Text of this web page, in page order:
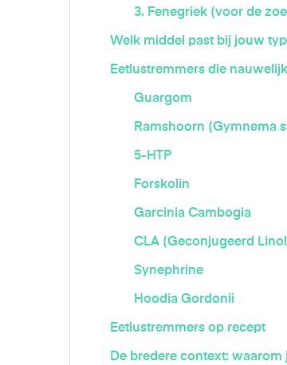
3. Fenegriek (voor de
Welk middel past bij jouw
Eetlustremmers die
Guargom
Ramshoorn (Gymnema
5-HTP
Forskolin
Garcinia Cambogia
CLA (Geconjugeerd
Synephrine
Hoodia Gordonii
Eetlustremmers op recept
De bredere context: